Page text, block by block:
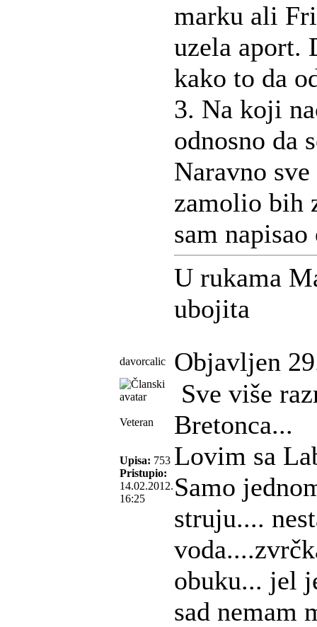
marku ali
uzela aport.
kako to da
3. Na koji
odnosno da
Naravno
zamolio bih
sam
U rukama
ubojita
davorcalic Objavljen
Veteran
Upisa: 753
Pristupio:
14.02.2012.
16:25
Sve više
Bretonca...
Lovim sa
Samo
struju....
obuku... jel
sad nemam